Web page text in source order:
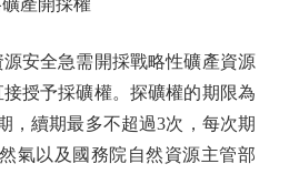
全急需開採戰略性礦產資源
授予採礦權。探礦權的期限為
，續期最多不超過3次，每次期
氣以及國務院自然資源主管部